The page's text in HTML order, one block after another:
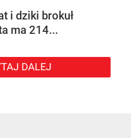
i dziki brokuł
ma 214...
DALEJ